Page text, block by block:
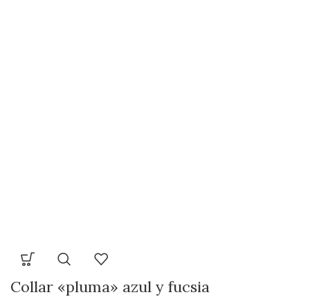
Collar «pluma» azul y fucsia